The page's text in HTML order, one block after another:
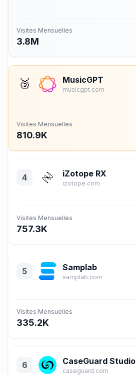
Visites Mensuelles
3.8M
🥉 MusicGPT
musicgpt.com
Visites Mensuelles
810.9K
4 iZotope RX
izotope.com
Visites Mensuelles
757.3K
5 Samplab
samplab.com
Visites Mensuelles
335.2K
6 CaseGuard Studio
caseguard.com